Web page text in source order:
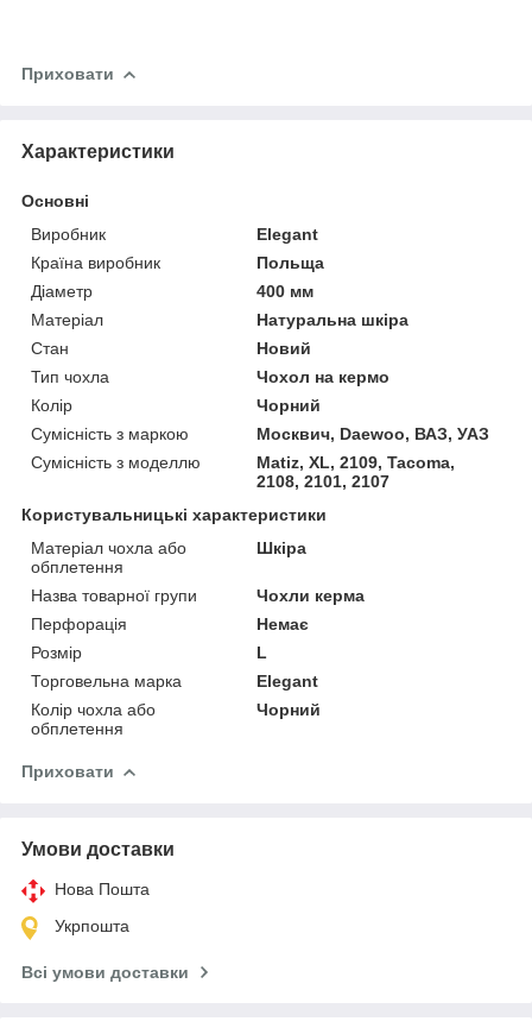
Приховати
Характеристики
Основні
Виробник
Elegant
Країна виробник
Польща
Діаметр
400 мм
Матеріал
Натуральна шкіра
Стан
Новий
Тип чохла
Чохол на кермо
Колір
Чорний
Сумісність з маркою
Москвич, Daewoo, ВАЗ, УАЗ
Сумісність з моделлю
Matiz, XL, 2109, Tacoma,
2108, 2101, 2107
Користувальницькі характеристики
Матеріал чохла або
обплетення
Шкіра
Назва товарної групи
Чохли керма
Перфорація
Немає
Розмір
L
Торговельна марка
Elegant
Колір чохла або
обплетення
Чорний
Приховати
Умови доставки
Нова Пошта
Укрпошта
Всі умови доставки